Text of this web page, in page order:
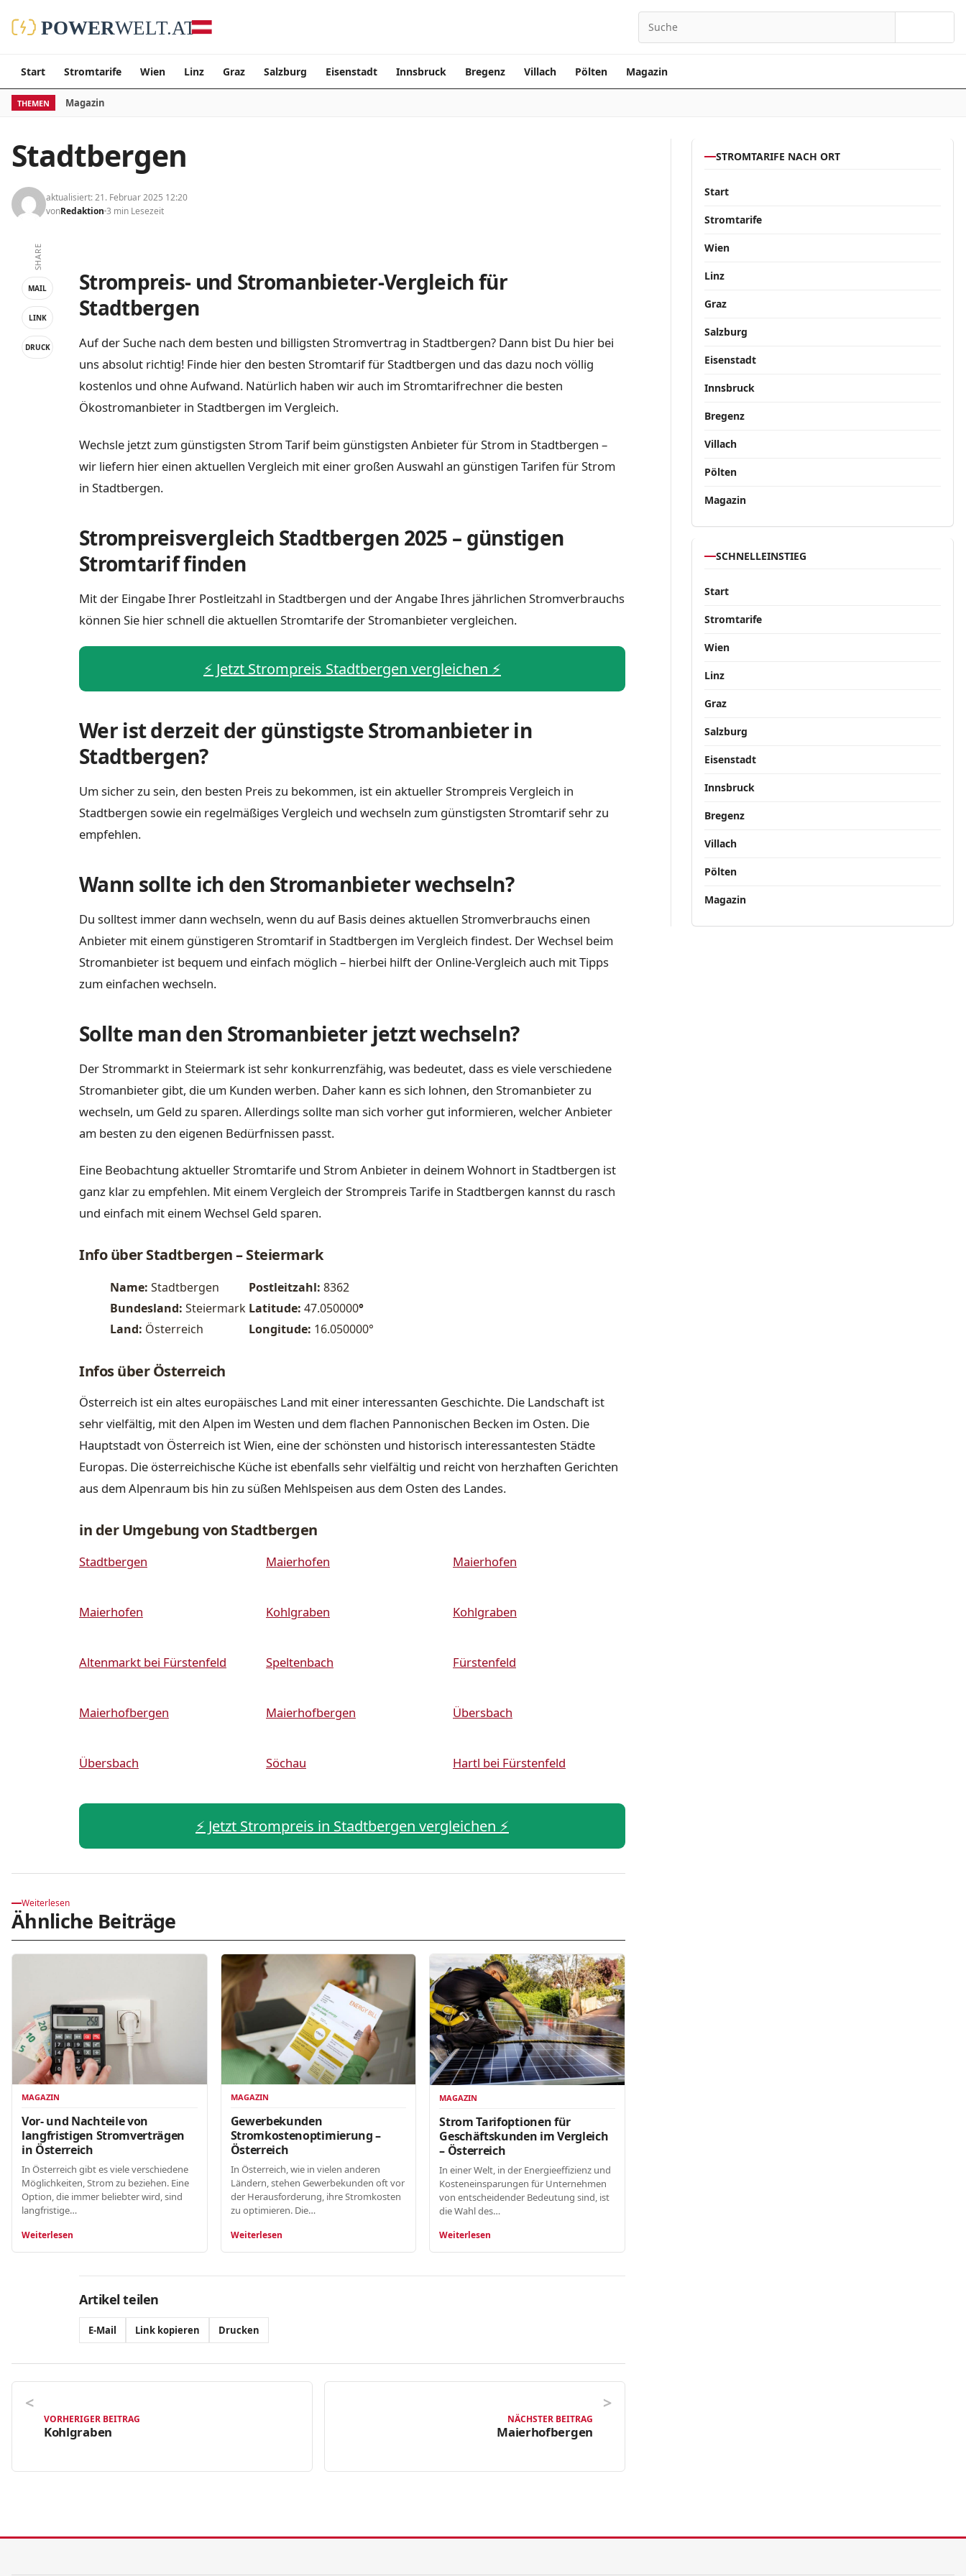
Start Stromtarife Wien Linz Graz Salzburg Eisenstadt Innsbruck Bregenz Villach Pölten Magazin
THEMEN Magazin
Stadtbergen
aktualisiert: 21. Februar 2025 12:20
vonRedaktion 3 min Lesezeit
SHARE
MAIL
LINK
DRUCK
Strompreis- und Stromanbieter-Vergleich für
Stadtbergen
Auf der Suche nach dem besten und billigsten Stromvertrag in Stadtbergen? Dann bist Du hier bei
uns absolut richtig! Finde hier den besten Stromtarif für Stadtbergen und das dazu noch völlig
kostenlos und ohne Aufwand. Natürlich haben wir auch im Stromtarifrechner die besten
Ökostromanbieter in Stadtbergen im Vergleich.
Wechsle jetzt zum günstigsten Strom Tarif beim günstigsten Anbieter für Strom in Stadtbergen –
wir liefern hier einen aktuellen Vergleich mit einer großen Auswahl an günstigen Tarifen für Strom
in Stadtbergen.
Strompreisvergleich Stadtbergen 2025 – günstigen
Stromtarif finden
Mit der Eingabe Ihrer Postleitzahl in Stadtbergen und der Angabe Ihres jährlichen Stromverbrauchs
können Sie hier schnell die aktuellen Stromtarife der Stromanbieter vergleichen.
⚡️ Jetzt Strompreis Stadtbergen vergleichen ⚡️
Wer ist derzeit der günstigste Stromanbieter in
Stadtbergen?
Um sicher zu sein, den besten Preis zu bekommen, ist ein aktueller Strompreis Vergleich in
Stadtbergen sowie ein regelmäßiges Vergleich und wechseln zum günstigsten Stromtarif sehr zu
empfehlen.
Wann sollte ich den Stromanbieter wechseln?
Du solltest immer dann wechseln, wenn du auf Basis deines aktuellen Stromverbrauchs einen
Anbieter mit einem günstigeren Stromtarif in Stadtbergen im Vergleich findest. Der Wechsel beim
Stromanbieter ist bequem und einfach möglich – hierbei hilft der Online-Vergleich auch mit Tipps
zum einfachen wechseln.
Sollte man den Stromanbieter jetzt wechseln?
Der Strommarkt in Steiermark ist sehr konkurrenzfähig, was bedeutet, dass es viele verschiedene
Stromanbieter gibt, die um Kunden werben. Daher kann es sich lohnen, den Stromanbieter zu
wechseln, um Geld zu sparen. Allerdings sollte man sich vorher gut informieren, welcher Anbieter
am besten zu den eigenen Bedürfnissen passt.
Eine Beobachtung aktueller Stromtarife und Strom Anbieter in deinem Wohnort in Stadtbergen ist
ganz klar zu empfehlen. Mit einem Vergleich der Strompreis Tarife in Stadtbergen kannst du rasch
und einfach mit einem Wechsel Geld sparen.
Info über Stadtbergen – Steiermark
Name: Stadtbergen Postleitzahl: 8362
Bundesland: Steiermark Latitude: 47.050000°
Land: Österreich Longitude: 16.050000°
Infos über Österreich
Österreich ist ein altes europäisches Land mit einer interessanten Geschichte. Die Landschaft ist
sehr vielfältig, mit den Alpen im Westen und dem flachen Pannonischen Becken im Osten. Die
Hauptstadt von Österreich ist Wien, eine der schönsten und historisch interessantesten Städte
Europas. Die österreichische Küche ist ebenfalls sehr vielfältig und reicht von herzhaften Gerichten
aus dem Alpenraum bis hin zu süßen Mehlspeisen aus dem Osten des Landes.
in der Umgebung von Stadtbergen
Stadtbergen Maierhofen Maierhofen
Maierhofen Kohlgraben Kohlgraben
Altenmarkt bei Fürstenfeld Speltenbach Fürstenfeld
Maierhofbergen Maierhofbergen Übersbach
Übersbach Söchau Hartl bei Fürstenfeld
⚡️ Jetzt Strompreis in Stadtbergen vergleichen ⚡️
Weiterlesen
Ähnliche Beiträge
MAGAZIN
Vor- und Nachteile von
langfristigen Stromverträgen
in Österreich
In Österreich gibt es viele verschiedene
Möglichkeiten, Strom zu beziehen. Eine
Option, die immer beliebter wird, sind
langfristige…
Weiterlesen
MAGAZIN
Gewerbekunden
Stromkostenoptimierung –
Österreich
In Österreich, wie in vielen anderen
Ländern, stehen Gewerbekunden oft vor
der Herausforderung, ihre Stromkosten
zu optimieren. Die…
Weiterlesen
MAGAZIN
Strom Tarifoptionen für
Geschäftskunden im Vergleich
– Österreich
In einer Welt, in der Energieeffizienz und
Kosteneinsparungen für Unternehmen
von entscheidender Bedeutung sind, ist
die Wahl des…
Weiterlesen
Artikel teilen
E-Mail Link kopieren Drucken
VORHERIGER BEITRAG
Kohlgraben
NÄCHSTER BEITRAG
Maierhofbergen
STROMTARIFE NACH ORT
Start
Stromtarife
Wien
Linz
Graz
Salzburg
Eisenstadt
Innsbruck
Bregenz
Villach
Pölten
Magazin
SCHNELLEINSTIEG
Start
Stromtarife
Wien
Linz
Graz
Salzburg
Eisenstadt
Innsbruck
Bregenz
Villach
Pölten
Magazin